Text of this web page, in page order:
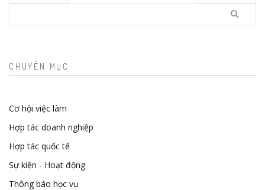
CHUYÊN MỤC
Cơ hội việc làm
Hợp tác doanh nghiệp
Hợp tác quốc tế
Sự kiện - Hoạt động
Thông báo học vụ